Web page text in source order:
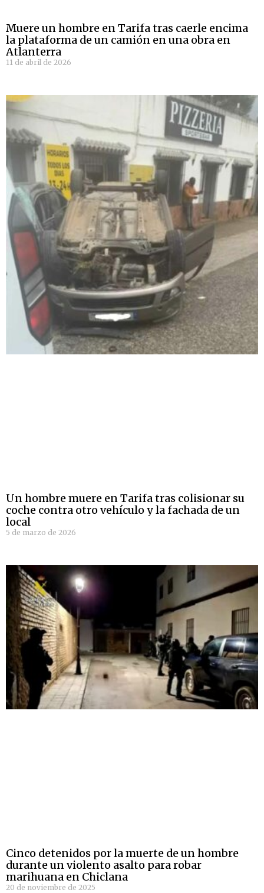
Muere un hombre en Tarifa tras caerle encima
la plataforma de un camión en una obra en
Atlanterra
11 de abril de 2026
Un hombre muere en Tarifa tras colisionar su
coche contra otro vehículo y la fachada de un
local
5 de marzo de 2026
Cinco detenidos por la muerte de un hombre
durante un violento asalto para robar
marihuana en Chiclana
20 de noviembre de 2025